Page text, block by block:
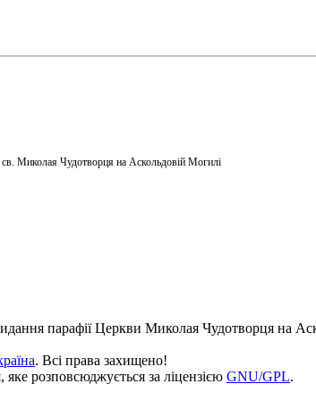
Миколая Чудотворця на Аскольдовій Могилі
парафії Церкви Миколая Чудотворця на
. Всі права захищено!
розповсюджується за ліцензією GNU/GPL.